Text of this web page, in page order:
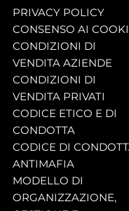
PRIVACY POLICY
CONSENSO AI
CONDIZIONI DI
VENDITA AZIENDE
CONDIZIONI DI
VENDITA PRIVATI
CODICE ETICO E DI
CONDOTTA
CODICE DI
ANTIMAFIA
MODELLO DI
ORGANIZZAZIONE,